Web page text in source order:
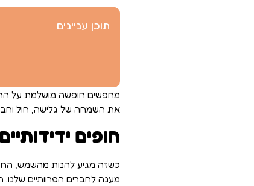
תוכן עניינים
מחפשים חופשה מושלמת על
את השמחה של גלישה, חול
חופים
כשזה מגיע להנות מהשמש,
מענה לחברים הפרוותיים